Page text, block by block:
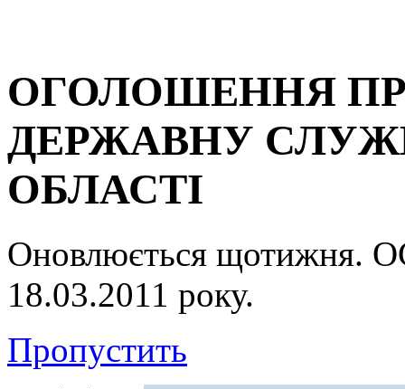
ОГОЛОШЕННЯ
ДЕРЖАВНУ
ОБЛАСТІ
Оновлюється
18.03.2011 року.
Пропустить